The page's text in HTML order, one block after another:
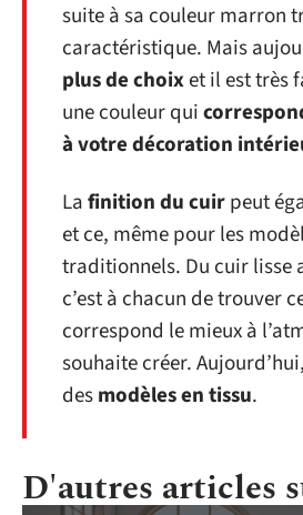
suite à sa couleur marron
caractéristique. Mais
plus de choixet il est très
une couleur qui
à votre décoration
Lafinition du cuirpeut
et ce, même pour les
traditionnels. Du cuir lisse
c’est à chacun de trouver
correspond le mieux à
souhaite créer.
desmodèles en tissu.
D'autres articles